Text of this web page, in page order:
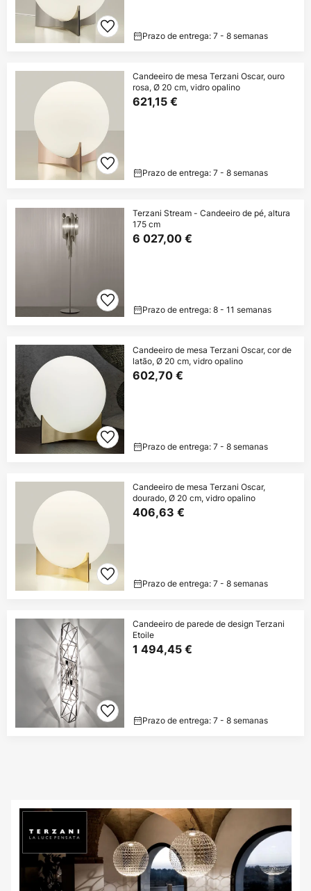
Prazo de entrega: 7 - 8 semanas
Candeeiro de mesa Terzani Oscar, ouro
rosa, Ø 20 cm, vidro opalino
621,15 €
Prazo de entrega: 7 - 8 semanas
Terzani Stream - Candeeiro de pé, altura
175 cm
6 027,00 €
Prazo de entrega: 8 - 11 semanas
Candeeiro de mesa Terzani Oscar, cor de
latão, Ø 20 cm, vidro opalino
602,70 €
Prazo de entrega: 7 - 8 semanas
Candeeiro de mesa Terzani Oscar,
dourado, Ø 20 cm, vidro opalino
406,63 €
Prazo de entrega: 7 - 8 semanas
Candeeiro de parede de design Terzani
Etoile
1 494,45 €
Prazo de entrega: 7 - 8 semanas